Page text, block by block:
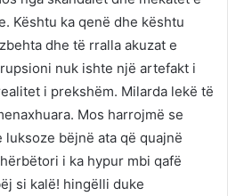
Kështu ka qenë dhe kështu
dhe të rralla akuzat e
nuk ishte një artefakt i
i prekshëm. Milarda lekë të
Mos harrojmë se
bëjnë ata që quajnë
i ka hypur mbi qafë
si kalë! hingëlli duke